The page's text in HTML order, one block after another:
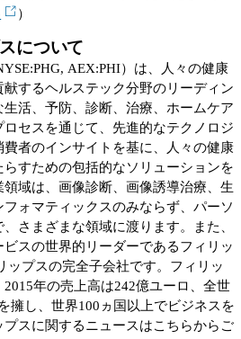
）
について
AEX:PHI）は、人々の健康
するヘルステック分野のリーディン
活、予防、診断、治療、ホームケア
セスを通じて、先進的なテクノロジ
者のインサイトを基に、人々の健康
すための包括的なソリューションを
域は、画像診断、画像誘導治療、生
ォマティックスのみならず、パーソ
さまざまな領域に渡ります。また、
スの世界的リーダーであるフィリッ
ップスの完全子会社です。フィリッ
年の売上高は242億ユーロ、全世
擁し、世界100ヵ国以上でビジネスを
スに関するニュースはこちらからご